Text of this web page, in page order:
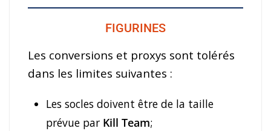
FIGURINES
Les conversions et proxys sont tolérés
dans les limites suivantes :
Les socles doivent être de la taille
prévue par Kill Team;